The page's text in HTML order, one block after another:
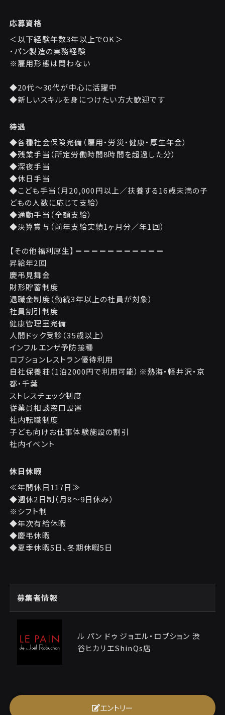
応募資格
＜以下経験年数3年以上でOK＞
・パン製造の実務経験
※雇用形態は問わない
◆20代〜30代が中心に活躍中
◆新しいスキルを身につけたい方大歓迎です
待遇
◆各種社会保険完備（雇用・労災・健康・厚生年金）
◆残業手当（所定労働時間8時間を超過した分）
◆深夜手当
◆休日手当
◆こども手当（月20,000円以上／扶養する16歳未満の子
どもの人数に応じて支給）
◆通勤手当（全額支給）
◆決算賞与（前年支給実績1ヶ月分／年1回）
【その他福利厚生】＝＝＝＝＝＝＝＝＝＝＝
昇給年2回
慶弔見舞金
財形貯蓄制度
退職金制度（勤続3年以上の社員が対象）
社員割引制度
健康管理室完備
人間ドック受診（35歳以上）
インフルエンザ予防接種
ロブションレストラン優待利用
自社保養荘（1泊2000円で利用可能）※熱海・軽井沢・京
都・千葉
ストレスチェック制度
従業員相談窓口設置
社内転職制度
子ども向けお仕事体験施設の割引
社内イベント
休日休暇
≪年間休日117日≫
◆週休2日制（月8～9日休み）
※シフト制
◆年次有給休暇
◆慶弔休暇
◆夏季休暇5日、冬期休暇5日
募集者情報
ル パン ドゥ ジョエル・ロブション 渋
谷ヒカリエShinQs店
エントリー